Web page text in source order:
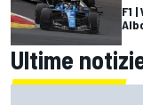
F1
Ultime